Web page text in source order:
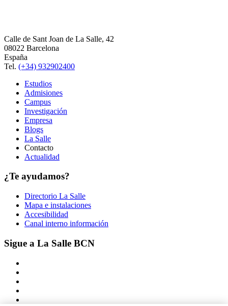
Calle de Sant Joan de La Salle, 42
08022 Barcelona
España
Tel. (+34) 932902400
Estudios
Admisiones
Campus
Investigación
Empresa
Blogs
La Salle
Contacto
Actualidad
¿Te ayudamos?
Directorio La Salle
Mapa e instalaciones
Accesibilidad
Canal interno información
Sigue a La Salle BCN